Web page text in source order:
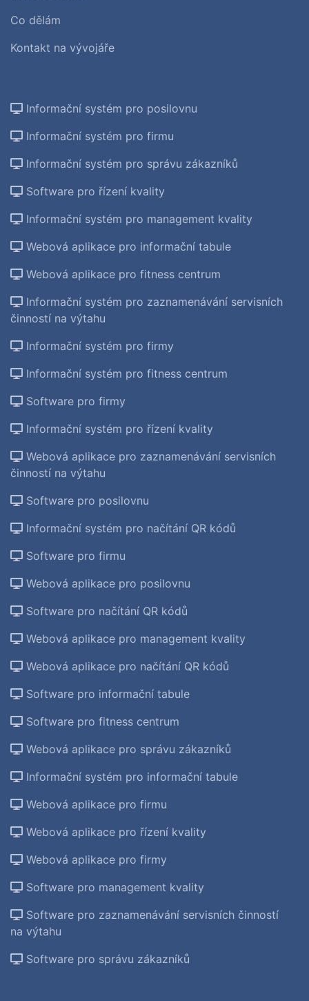
Co dělám
Kontakt na vývojáře
Informační systém pro posilovnu
Informační systém pro firmu
Informační systém pro správu zákazníků
Software pro řízení kvality
Informační systém pro management kvality
Webová aplikace pro informační tabule
Webová aplikace pro fitness centrum
Informační systém pro zaznamenávání servisních
činností na výtahu
Informační systém pro firmy
Informační systém pro fitness centrum
Software pro firmy
Informační systém pro řízení kvality
Webová aplikace pro zaznamenávání servisních
činností na výtahu
Software pro posilovnu
Informační systém pro načítání QR kódů
Software pro firmu
Webová aplikace pro posilovnu
Software pro načítání QR kódů
Webová aplikace pro management kvality
Webová aplikace pro načítání QR kódů
Software pro informační tabule
Software pro fitness centrum
Webová aplikace pro správu zákazníků
Informační systém pro informační tabule
Webová aplikace pro firmu
Webová aplikace pro řízení kvality
Webová aplikace pro firmy
Software pro management kvality
Software pro zaznamenávání servisních činností
na výtahu
Software pro správu zákazníků